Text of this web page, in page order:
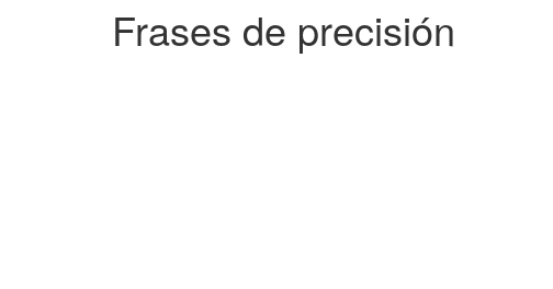
Frases de precisión